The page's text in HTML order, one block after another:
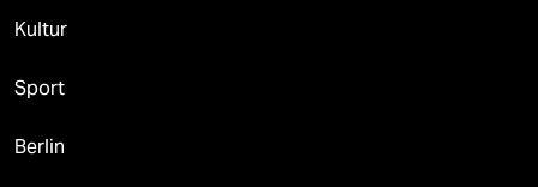
Kultur
Sport
Berlin